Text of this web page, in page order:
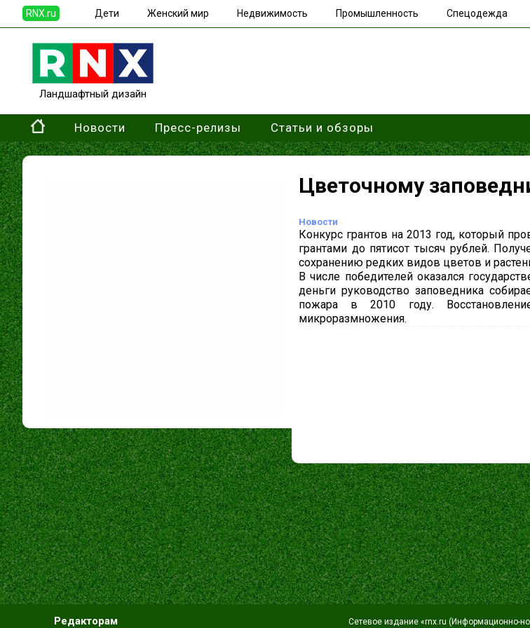
RNX.ru Дети Женский мир Недвижимость Промышленность Спецодежда
Ландшафтный дизайн
Новости Пресс-релизы Статьи и обзоры
Цветочному
Новости
Конкурс грантов на 2013 год, который
грантами до пятисот тысяч рублей.
сохранению редких видов цветов и
В числе победителей оказался
деньги руководство заповедника
пожара в 2010 году.
микроразмножения.
Редакторам
Сетевое издание «rnx.ru (Информационно-